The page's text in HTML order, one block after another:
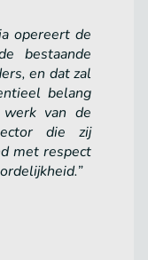
opereert de
bestaande
en dat zal
belang
van de
die zij
met respect